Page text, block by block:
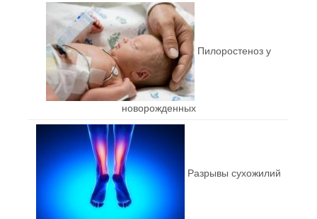
Пилоростеноз у
новорожденных
Разрывы сухожилий